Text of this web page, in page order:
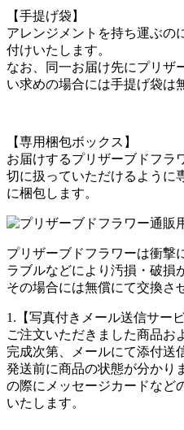
【手提げ袋】
アレンジメントを持ち運ぶの
付けいたします。
なお、同一お届け先にプリザ
い求めの場合には手提げ袋は
【専用梱包ボックス】
お届けするプリザーブドフラ
切に扱っていただけるように
に梱包します。
プリザーブドフラワーは衝撃
ラブルなどにより汚損・破損
その場合には無償にて交換さ
1.【写真付きメール送信サービ
ご注文いただきました商品お
完成次第、メールにて添付送
発送前に商品の状態が分かり
の際にメッセージカードなど
いたします。